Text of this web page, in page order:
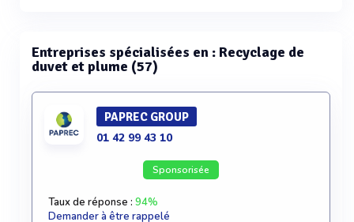
Entreprises spécialisées en : Recyclage de
duvet et plume (57)
PAPREC GROUP
01 42 99 43 10
Sponsorisée
Taux de réponse : 94%
Demander à être rappelé